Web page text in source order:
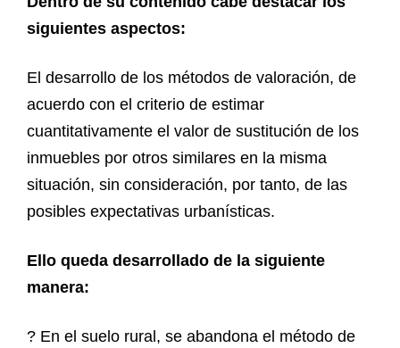
siguientes aspectos:
El desarrollo de los métodos de valoración, de
acuerdo con el criterio de estimar
cuantitativamente el valor de sustitución de los
inmuebles por otros similares en la misma
situación, sin consideración, por tanto, de las
posibles expectativas urbanísticas.
Ello queda desarrollado de la siguiente
manera:
? En el suelo rural, se abandona el método de